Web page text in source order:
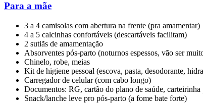
Para a mãe
3 a 4 camisolas com abertura na frente (pra amamentar)
4 a 5 calcinhas confortáveis (descartáveis facilitam)
2 sutiãs de amamentação
Absorventes pós-parto (noturnos espessos, vão ser
Chinelo, robe, meias
Kit de higiene pessoal (escova, pasta, desodorante,
Carregador de celular (com cabo longo)
Documentos: RG, cartão do plano de saúde, carteirinha
Snack/lanche leve pro pós-parto (a fome bate forte)